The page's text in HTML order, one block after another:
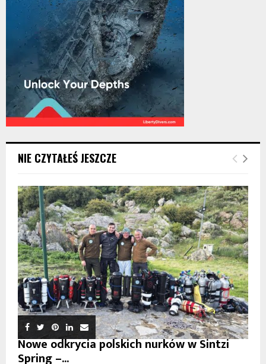
NIE CZYTAŁEŚ JESZCZE
Nowe odkrycia polskich nurków w Sintzi
Spring –...